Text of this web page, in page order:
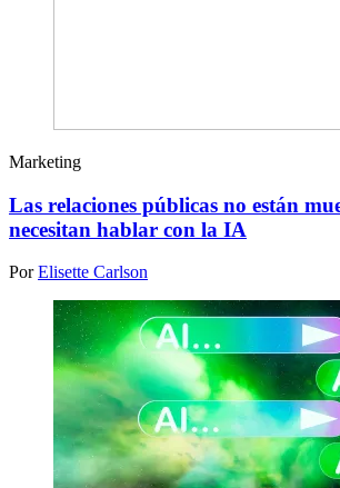
Marketing
Las relaciones públicas no están
necesitan hablar con la IA
PorElisette Carlson